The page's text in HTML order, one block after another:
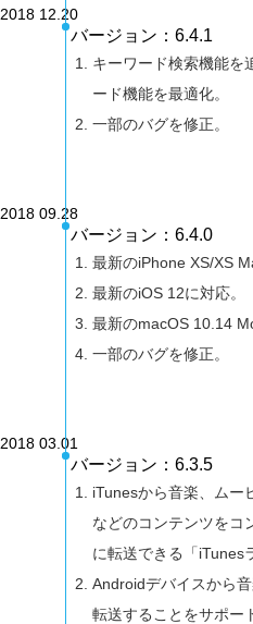
2018 12.20
バージョン：6.4.1
キーワード検索機能を
ード機能を最適化。
一部のバグを修正。
2018 09.28
バージョン：6.4.0
最新のiPhone XS/XS
最新のiOS 12に対応。
最新のmacOS 10.14
一部のバグを修正。
2018 03.01
バージョン：6.3.5
iTunesから音楽、ムー
などのコンテンツをコ
に転送できる「iTunes
Androidデバイスから
転送することをサポー